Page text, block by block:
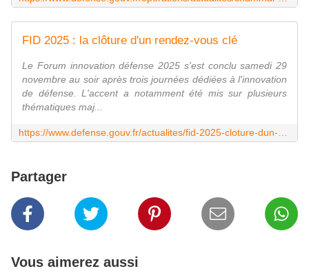
FID 2025 : la clôture d'un rendez-vous clé
Le Forum innovation défense 2025 s'est conclu samedi 29
novembre au soir après trois journées dédiées à l'innovation
de défense. L'accent a notamment été mis sur plusieurs
thématiques maj...
Partager
Vous aimerez aussi